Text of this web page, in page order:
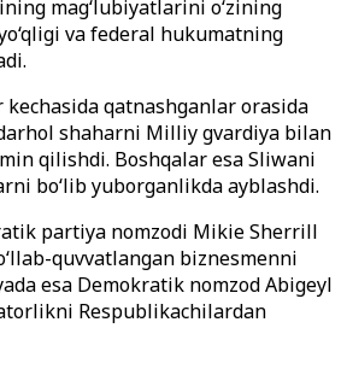
mag‘lubiyatlarini o‘zining
va federal hukumatning
qatnashganlar orasida
shaharni Milliy gvardiya bilan
qilishdi. Boshqalar esa Sliwani
bo‘lib yuborganlikda ayblashdi.
partiya nomzodi Mikie Sherrill
quvvatlangan biznesmenni
esa Demokratik nomzod Abigeyl
Respublikachilardan